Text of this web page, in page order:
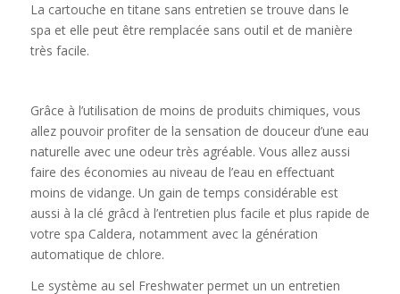
La cartouche en titane sans entretien se trouve dans le
spa et elle peut être remplacée sans outil et de manière
très facile.
Grâce à l’utilisation de moins de produits chimiques, vous
allez pouvoir profiter de la sensation de douceur d’une eau
naturelle avec une odeur très agréable. Vous allez aussi
faire des économies au niveau de l’eau en effectuant
moins de vidange. Un gain de temps considérable est
aussi à la clé grâcd à l’entretien plus facile et plus rapide de
votre spa Caldera, notamment avec la génération
automatique de chlore.
Le système au sel Freshwater permet un un entretien